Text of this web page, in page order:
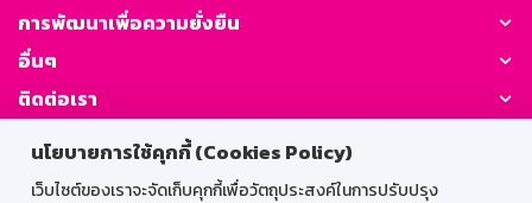
นโยบายการใช้คุกกี้ (Cookies Policy)
เว็บไซต์ของเราจะจัดเก็บคุกกี้เพื่อวัตถุประสงค์ในการปรับปรุง
การพัฒนาเพื่อความยั่งยืน
อื่นๆ
ติดต่อเรา
GSB Society: